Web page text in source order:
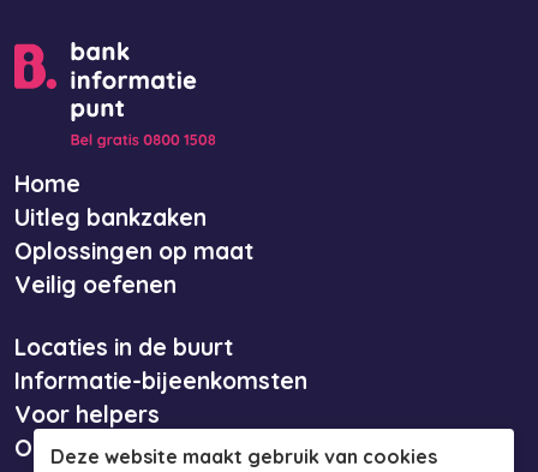
Home
Uitleg bankzaken
Oplossingen op maat
Veilig oefenen
Locaties in de buurt
Informatie-bijeenkomsten
Voor helpers
Over ons
Deze website maakt gebruik van cookies